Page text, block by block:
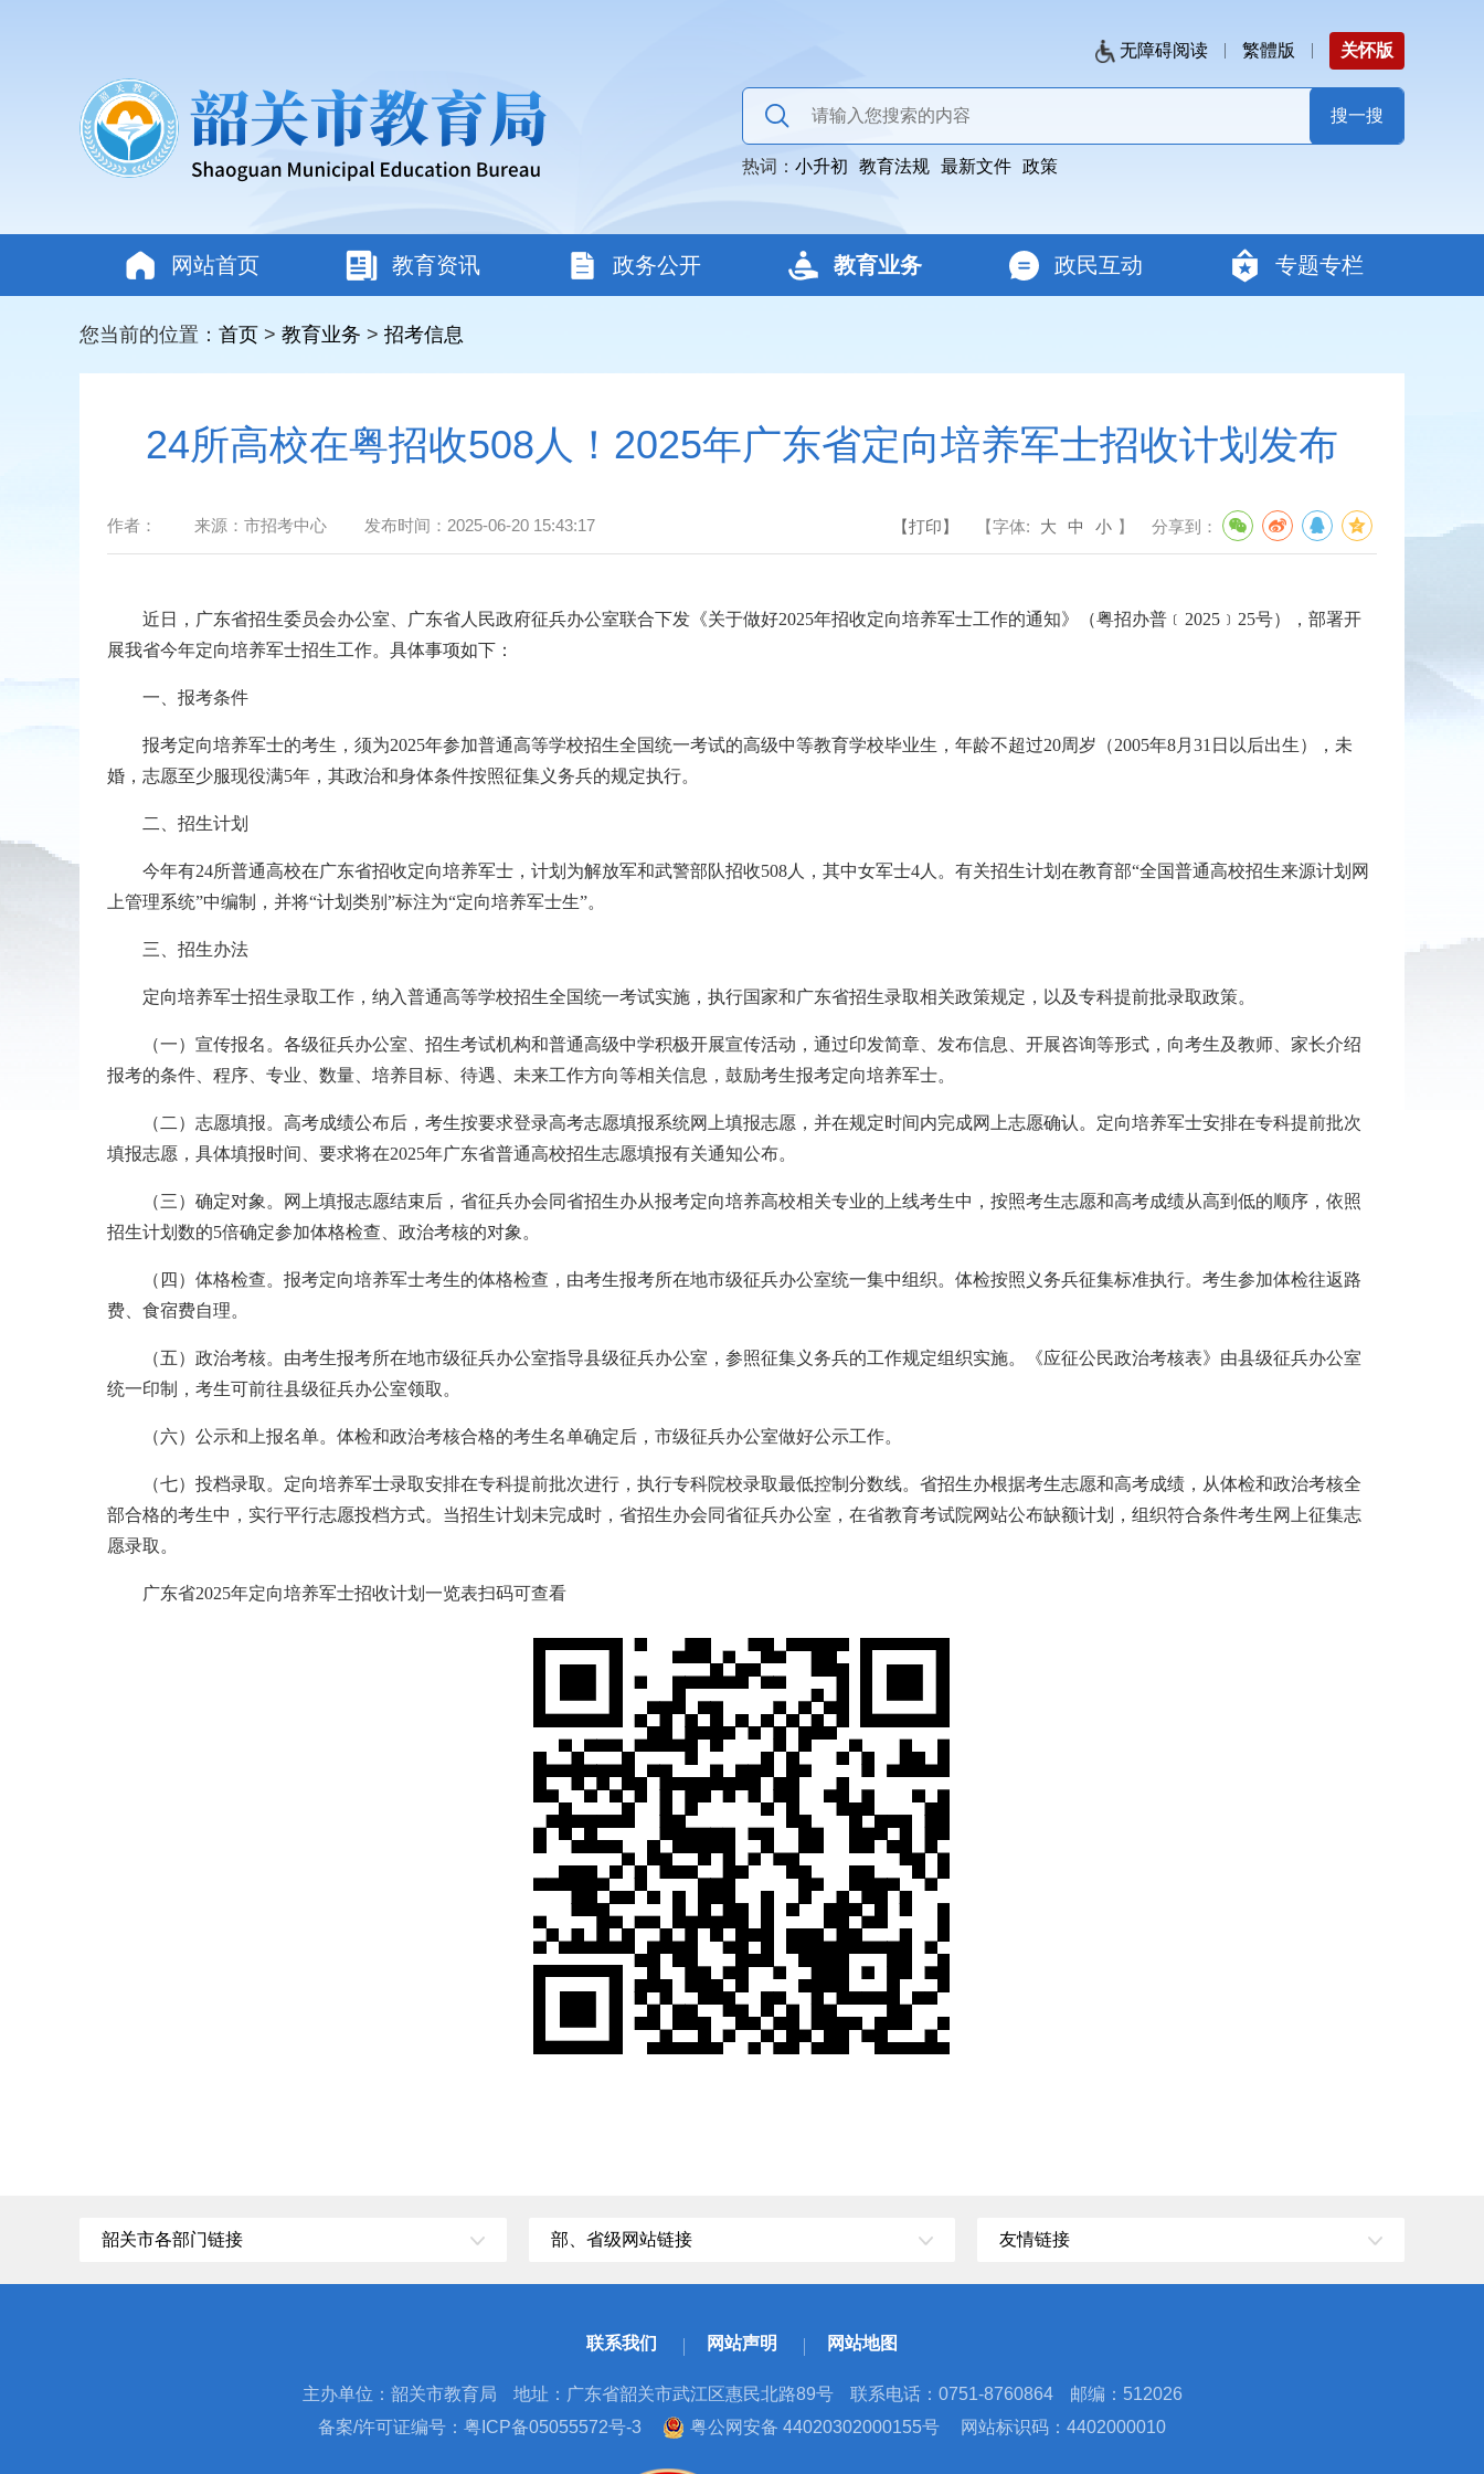
无障碍阅读 繁體版 关怀版
热词： 小升初 教育法规 最新文件 政策
网站首页 教育资讯 政务公开 教育业务 政民互动 专题专栏
您当前的位置： 首页 > 教育业务 > 招考信息
24所高校在粤招收508人！2025年广东省定向培养军士招收计划发布
作者： 来源： 市招考中心 发布时间： 2025-06-20 15:43:17 【打印】 【字体: 大 中 小 】 分享到：
近日，广东省招生委员会办公室、广东省人民政府征兵办公室联合下发《关于做好2025年招收定向培养军士工作的通知》（粤招办普﹝2025﹞25号），部署开
展我省今年定向培养军士招生工作。具体事项如下：
一、报考条件
报考定向培养军士的考生，须为2025年参加普通高等学校招生全国统一考试的高级中等教育学校毕业生，年龄不超过20周岁（2005年8月31日以后出生），未
婚，志愿至少服现役满5年，其政治和身体条件按照征集义务兵的规定执行。
二、招生计划
今年有24所普通高校在广东省招收定向培养军士，计划为解放军和武警部队招收508人，其中女军士4人。有关招生计划在教育部“全国普通高校招生来源计划网
上管理系统”中编制，并将“计划类别”标注为“定向培养军士生”。
三、招生办法
定向培养军士招生录取工作，纳入普通高等学校招生全国统一考试实施，执行国家和广东省招生录取相关政策规定，以及专科提前批录取政策。
（一）宣传报名。各级征兵办公室、招生考试机构和普通高级中学积极开展宣传活动，通过印发简章、发布信息、开展咨询等形式，向考生及教师、家长介绍
报考的条件、程序、专业、数量、培养目标、待遇、未来工作方向等相关信息，鼓励考生报考定向培养军士。
（二）志愿填报。高考成绩公布后，考生按要求登录高考志愿填报系统网上填报志愿，并在规定时间内完成网上志愿确认。定向培养军士安排在专科提前批次
填报志愿，具体填报时间、要求将在2025年广东省普通高校招生志愿填报有关通知公布。
（三）确定对象。网上填报志愿结束后，省征兵办会同省招生办从报考定向培养高校相关专业的上线考生中，按照考生志愿和高考成绩从高到低的顺序，依照
招生计划数的5倍确定参加体格检查、政治考核的对象。
（四）体格检查。报考定向培养军士考生的体格检查，由考生报考所在地市级征兵办公室统一集中组织。体检按照义务兵征集标准执行。考生参加体检往返路
费、食宿费自理。
（五）政治考核。由考生报考所在地市级征兵办公室指导县级征兵办公室，参照征集义务兵的工作规定组织实施。《应征公民政治考核表》由县级征兵办公室
统一印制，考生可前往县级征兵办公室领取。
（六）公示和上报名单。体检和政治考核合格的考生名单确定后，市级征兵办公室做好公示工作。
（七）投档录取。定向培养军士录取安排在专科提前批次进行，执行专科院校录取最低控制分数线。省招生办根据考生志愿和高考成绩，从体检和政治考核全
部合格的考生中，实行平行志愿投档方式。当招生计划未完成时，省招生办会同省征兵办公室，在省教育考试院网站公布缺额计划，组织符合条件考生网上征集志
愿录取。
广东省2025年定向培养军士招收计划一览表扫码可查看
韶关市各部门链接 部、省级网站链接 友情链接
联系我们 网站声明 网站地图
主办单位：韶关市教育局 地址：广东省韶关市武江区惠民北路89号 联系电话：0751-8760864
邮编：512026
备案/许可证编号：粤ICP备05055572号-3
粤公网安备 44020302000155号 网站标识码：4402000010